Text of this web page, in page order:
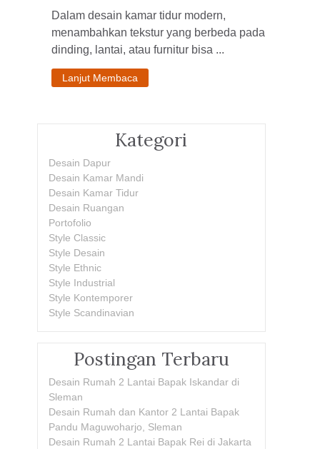
Dalam desain kamar tidur modern,
menambahkan tekstur yang berbeda pada
dinding, lantai, atau furnitur bisa ...
Lanjut Membaca
Kategori
Desain Dapur
Desain Kamar Mandi
Desain Kamar Tidur
Desain Ruangan
Portofolio
Style Classic
Style Desain
Style Ethnic
Style Industrial
Style Kontemporer
Style Scandinavian
Postingan Terbaru
Desain Rumah 2 Lantai Bapak Iskandar di
Sleman
Desain Rumah dan Kantor 2 Lantai Bapak
Pandu Maguwoharjo, Sleman
Desain Rumah 2 Lantai Bapak Rei di Jakarta